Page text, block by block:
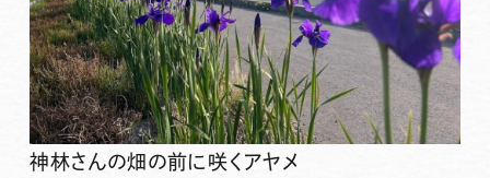
神林さんの畑の前に咲くアヤメ